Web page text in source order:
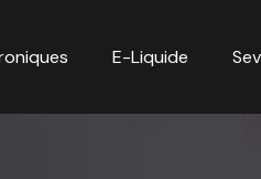
E-Liquide